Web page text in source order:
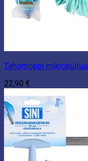
Tehomoppi mikrokuitua
22,90 €